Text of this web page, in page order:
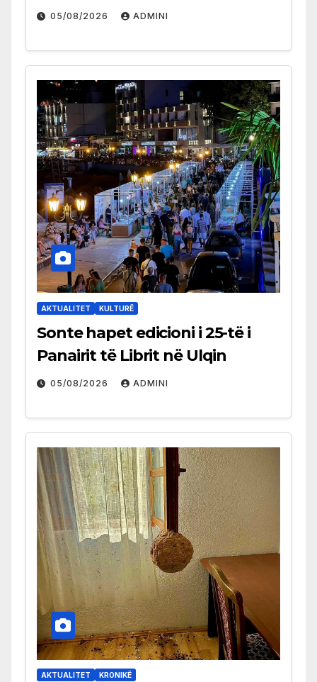
05/08/2026 ADMINI
AKTUALITET KULTURË
Sonte hapet edicioni i 25-të i
Panairit të Librit në Ulqin
05/08/2026 ADMINI
AKTUALITET KRONIKË